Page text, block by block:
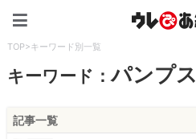
TOP>キーワード別一覧
キーワード：パンプス
記事一覧